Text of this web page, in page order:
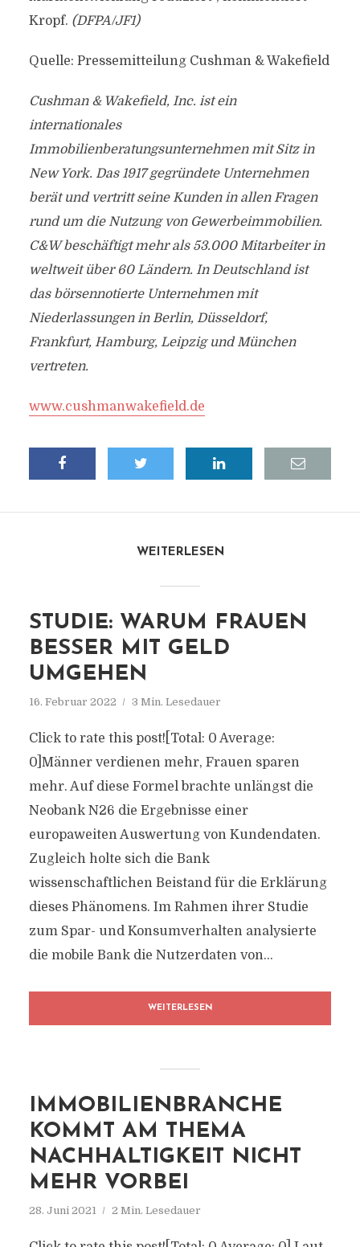
Kropf. (DFPA/JF1)
Quelle: Pressemitteilung Cushman & Wakefield
Cushman & Wakefield, Inc. ist ein
internationales
Immobilienberatungsunternehmen mit Sitz in
New York. Das 1917 gegründete Unternehmen
berät und vertritt seine Kunden in allen Fragen
rund um die Nutzung von Gewerbeimmobilien.
C&W beschäftigt mehr als 53.000 Mitarbeiter in
weltweit über 60 Ländern. In Deutschland ist
das börsennotierte Unternehmen mit
Niederlassungen in Berlin, Düsseldorf,
Frankfurt, Hamburg, Leipzig und München
vertreten.
www.cushmanwakefield.de
WEITERLESEN
STUDIE: WARUM FRAUEN
BESSER MIT GELD
UMGEHEN
16. Februar 2022 3 Min. Lesedauer
Click to rate this post![Total: 0 Average:
0]Männer verdienen mehr, Frauen sparen
mehr. Auf diese Formel brachte unlängst die
Neobank N26 die Ergebnisse einer
europaweiten Auswertung von Kundendaten.
Zugleich holte sich die Bank
wissenschaftlichen Beistand für die Erklärung
dieses Phänomens. Im Rahmen ihrer Studie
zum Spar- und Konsumverhalten analysierte
die mobile Bank die Nutzerdaten von...
WEITERLESEN
IMMOBILIENBRANCHE
KOMMT AM THEMA
NACHHALTIGKEIT NICHT
MEHR VORBEI
28. Juni 2021 2 Min. Lesedauer